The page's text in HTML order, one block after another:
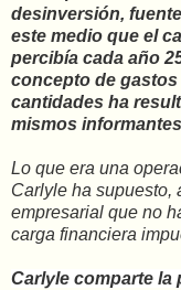
desinversión,
este medio que el
percibía cada año
concepto de gastos
cantidades ha
mismos informantes
Lo que era una
Carlyle ha supuesto,
empresarial que no
carga financiera
Carlyle comparte la